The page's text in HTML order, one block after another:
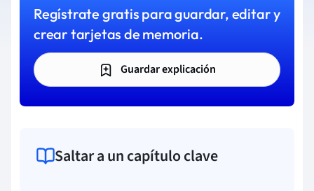
Regístrate gratis para guardar, editar y
crear tarjetas de memoria.
Guardar explicación
Saltar a un capítulo clave